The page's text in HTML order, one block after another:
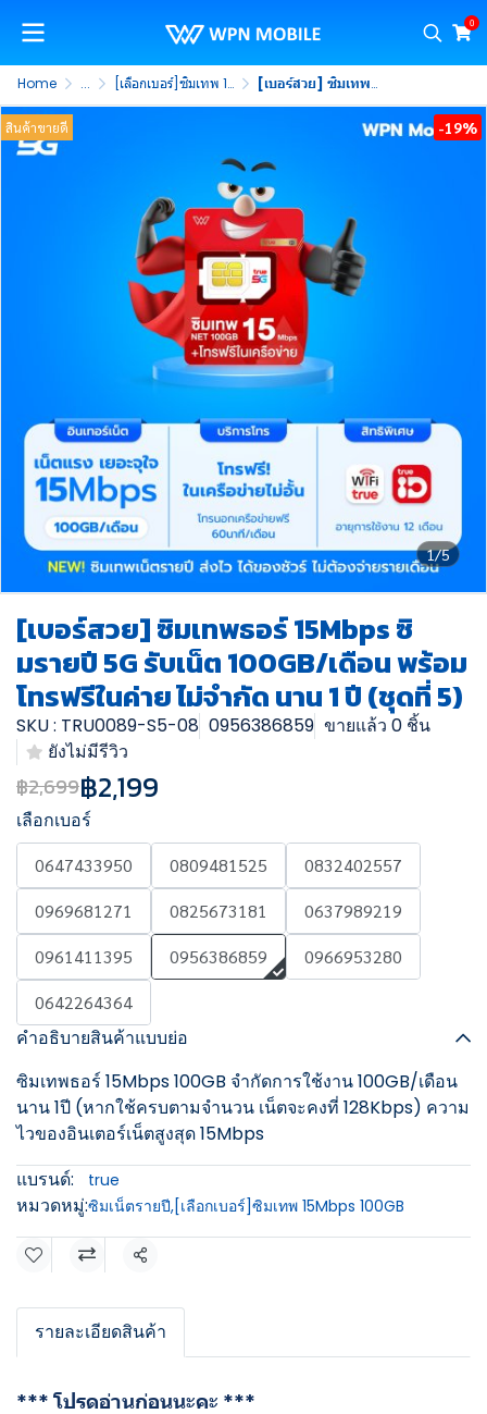
0
Home ... [เลือกเบอร์]ซิมเทพ 15Mbps 100GB [เบอร์สวย] ซิมเทพธอร์ 15Mbps ซิมรายปี 5G รับเน็ต 100GB/เดือน พร้อมโทรฟรีในค่าย ไม่จำกัด นาน 1 ปี (ชุดที่ 5)
1/5
สินค้าขายดี -19%
[เบอร์สวย] ซิมเทพธอร์ 15Mbps ซิ
มรายปี 5G รับเน็ต 100GB/เดือน พร้อม
โทรฟรีในค่าย ไม่จำกัด นาน 1 ปี (ชุดที่ 5)
SKU : TRU0089-S5-08 0956386859 ขายแล้ว 0 ชิ้น
ยังไม่มีรีวิว
฿2,699฿2,199
เลือกเบอร์
0647433950 0809481525
0832402557
0969681271
0825673181
0637989219
0961411395
0956386859
0966953280
0642264364
คำอธิบายสินค้าแบบย่อ
ซิมเทพธอร์ 15Mbps 100GB จำกัดการใช้งาน 100GB/เดือน
นาน 1ปี (หากใช้ครบตามจำนวน เน็ตจะคงที่ 128Kbps) ความ
ไวของอินเตอร์เน็ตสูงสุด 15Mbps
แบรนด์:
true
หมวดหมู่:ซิมเน็ตรายปี,[เลือกเบอร์]ซิมเทพ 15Mbps 100GB
แชร์
รายละเอียดสินค้า
*** โปรดอ่านก่อนนะคะ ***